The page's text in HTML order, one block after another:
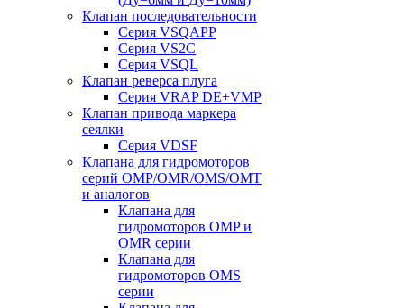
Клапан последовательности
Серия VSQAPP
Серия VS2C
Серия VSQL
Клапан реверса плуга
Серия VRAP DE+VMP
Клапан привода маркера
сеялки
Серия VDSF
Клапана для гидромоторов
серий OMP/OMR/OMS/OMT
и аналогов
Клапана для
гидромоторов OMP и
OMR серии
Клапана для
гидромоторов OMS
серии